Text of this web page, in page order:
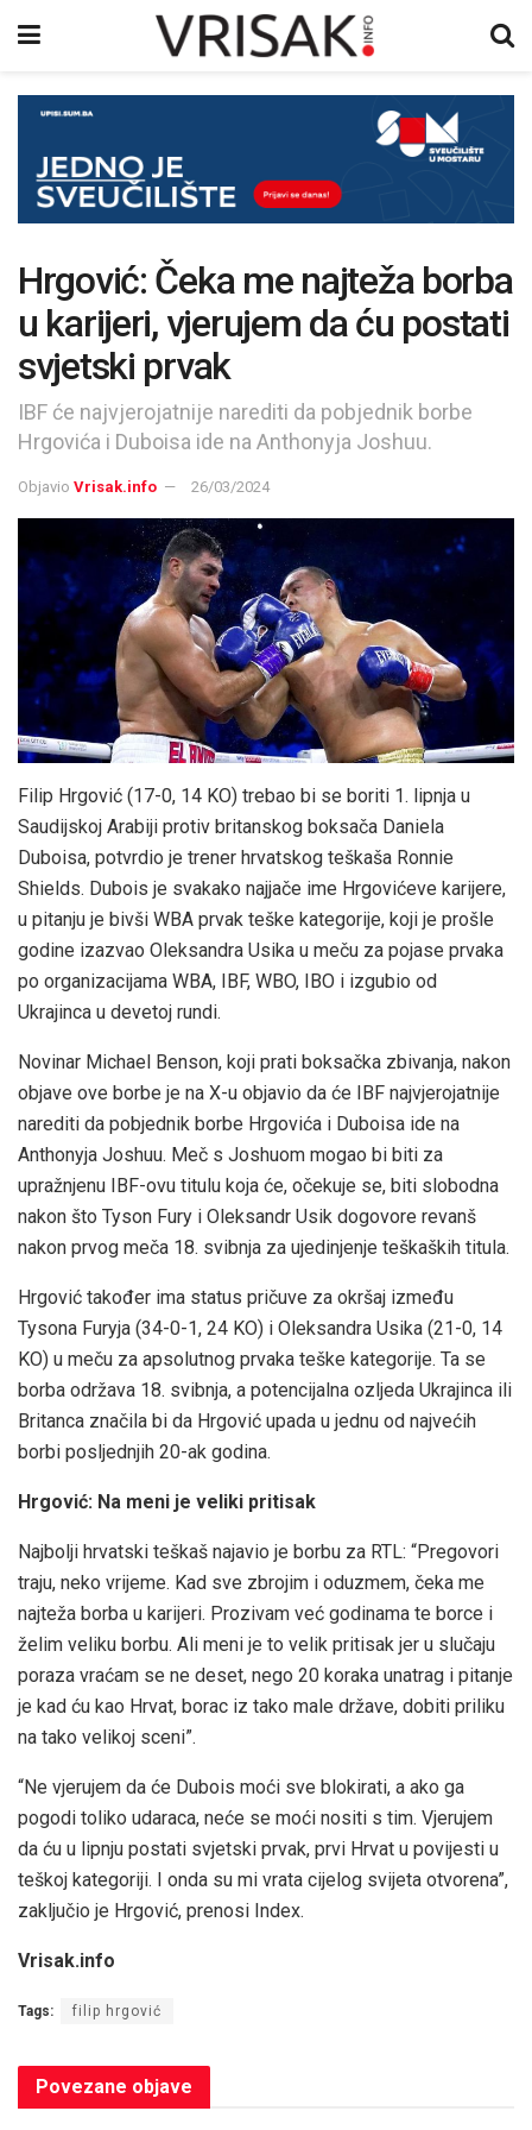
Hrgović: Čeka me najteža borba
u karijeri, vjerujem da ću postati
svjetski prvak
IBF će najvjerojatnije narediti da pobjednik borbe
Hrgovića i Duboisa ide na Anthonyja Joshuu.
Objavio Vrisak.info 26/03/2024
Filip Hrgović (17-0, 14 KO) trebao bi se boriti 1. lipnja u
Saudijskoj Arabiji protiv britanskog boksača Daniela
Duboisa, potvrdio je trener hrvatskog teškaša Ronnie
Shields. Dubois je svakako najjače ime Hrgovićeve karijere,
u pitanju je bivši WBA prvak teške kategorije, koji je prošle
godine izazvao Oleksandra Usika u meču za pojase prvaka
po organizacijama WBA, IBF, WBO, IBO i izgubio od
Ukrajinca u devetoj rundi.
Novinar Michael Benson, koji prati boksačka zbivanja, nakon
objave ove borbe je na X-u objavio da će IBF najvjerojatnije
narediti da pobjednik borbe Hrgovića i Duboisa ide na
Anthonyja Joshuu. Meč s Joshuom mogao bi biti za
upražnjenu IBF-ovu titulu koja će, očekuje se, biti slobodna
nakon što Tyson Fury i Oleksandr Usik dogovore revanš
nakon prvog meča 18. svibnja za ujedinjenje teškaških titula.
Hrgović također ima status pričuve za okršaj između
Tysona Furyja (34-0-1, 24 KO) i Oleksandra Usika (21-0, 14
KO) u meču za apsolutnog prvaka teške kategorije. Ta se
borba održava 18. svibnja, a potencijalna ozljeda Ukrajinca ili
Britanca značila bi da Hrgović upada u jednu od najvećih
borbi posljednjih 20-ak godina.
Hrgović: Na meni je veliki pritisak
Najbolji hrvatski teškaš najavio je borbu za RTL: “Pregovori
traju, neko vrijeme. Kad sve zbrojim i oduzmem, čeka me
najteža borba u karijeri. Prozivam već godinama te borce i
želim veliku borbu. Ali meni je to velik pritisak jer u slučaju
poraza vraćam se ne deset, nego 20 koraka unatrag i pitanje
je kad ću kao Hrvat, borac iz tako male države, dobiti priliku
na tako velikoj sceni”.
“Ne vjerujem da će Dubois moći sve blokirati, a ako ga
pogodi toliko udaraca, neće se moći nositi s tim. Vjerujem
da ću u lipnju postati svjetski prvak, prvi Hrvat u povijesti u
teškoj kategoriji. I onda su mi vrata cijelog svijeta otvorena”,
zaključio je Hrgović, prenosi Index.
Vrisak.info
Tags: filip hrgović
Povezane objave